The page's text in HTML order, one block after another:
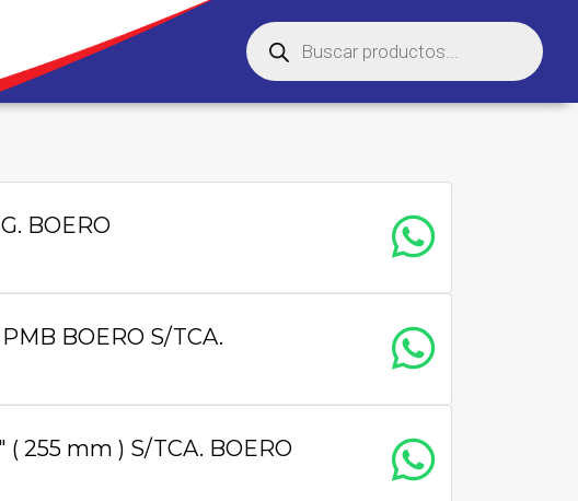
BOERO
BOERO S/TCA.
( 255 mm ) S/TCA. BOERO